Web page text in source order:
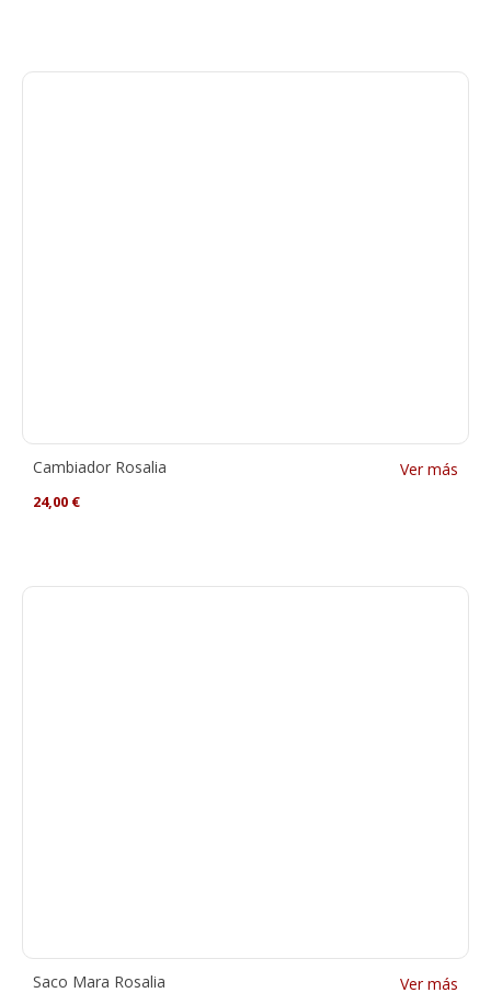
Cambiador Rosalia
24,00 €
Ver más
Saco Mara Rosalia Ver más